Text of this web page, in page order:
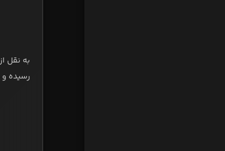
به نقل
رسیده و